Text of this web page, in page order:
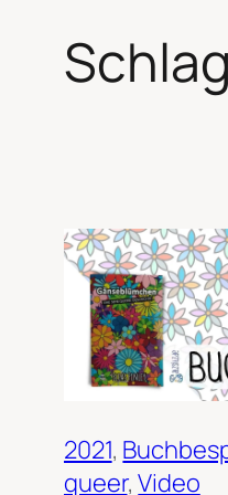
2021,
queer, Video